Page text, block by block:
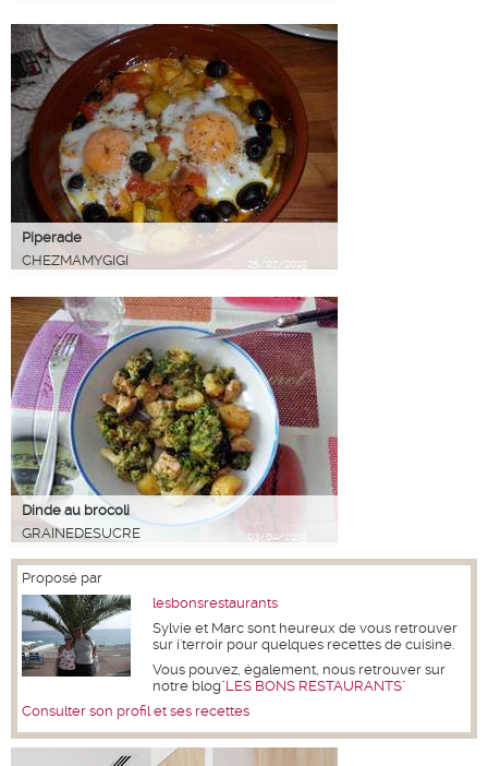
Piperade
CHEZMAMYGIGI
25/07/2019
Dinde au brocoli
GRAINEDESUCRE
03/04/2019
Proposé par
lesbonsrestaurants
Sylvie et Marc sont heureux de vous retrouver
sur i'terroir pour quelques recettes de cuisine.
Vous pouvez, également, nous retrouver sur
notre blog"LES BONS RESTAURANTS"
Consulter son profil et ses recettes